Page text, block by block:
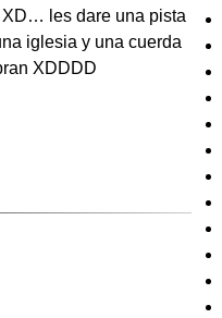
les dare una pista
iglesia y una cuerda
XDDDD